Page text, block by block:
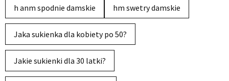
h anm spodnie damskie hm swetry damskie
Jaka sukienka dla kobiety po 50?
Jakie sukienki dla 30 latki?